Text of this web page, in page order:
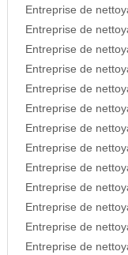
Entreprise de
Entreprise de
Entreprise de
Entreprise de
Entreprise de
Entreprise de
Entreprise de
Entreprise de
Entreprise de
Entreprise de
Entreprise de
Entreprise de
Entreprise de